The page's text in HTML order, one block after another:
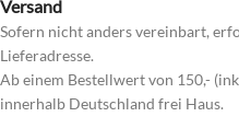
Versand
Sofern nicht anders vereinbart,
Lieferadresse.
Ab einem Bestellwert von 150,-
innerhalb Deutschland frei Haus.